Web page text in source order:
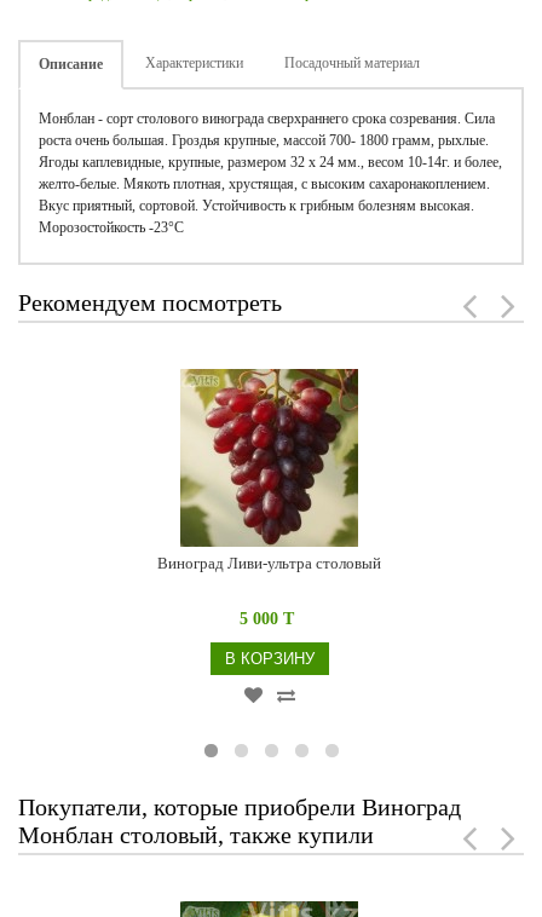
Описание Характеристики Посадочный материал
Монблан - сорт столового винограда сверхраннего срока созревания. Сила
роста очень большая. Гроздья крупные, массой 700- 1800 грамм, рыхлые.
Ягоды каплевидные, крупные, размером 32 х 24 мм., весом 10-14г. и более,
желто-белые. Мякоть плотная, хрустящая, с высоким сахаронакоплением.
Вкус приятный, сортовой. Устойчивость к грибным болезням высокая.
Морозостойкость -23°С
Рекомендуем посмотреть
Виноград Ливи-ультра столовый
5 000 T
В КОРЗИНУ
Покупатели, которые приобрели Виноград
Монблан столовый, также купили